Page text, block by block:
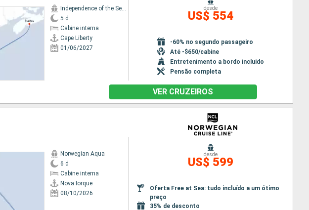
Independence of the Seas
5 d
Cabine interna
Cape Liberty
01/06/2027
desde
US$ 554
-60% no segundo passageiro
Até -$650/cabine
Entretenimento a bordo incluído
Pensão completa
VER CRUZEIROS
Norwegian Aqua
6 d
Cabine interna
Nova Iorque
08/10/2026
desde
US$ 599
Oferta Free at Sea: tudo incluído a um ótimo
preço
35% de desconto